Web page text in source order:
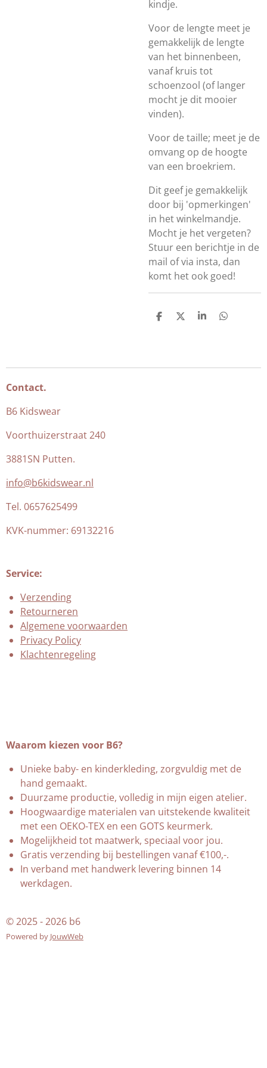
kindje.
Voor de lengte meet je
gemakkelijk de lengte
van het binnenbeen,
vanaf kruis tot
schoenzool (of langer
mocht je dit mooier
vinden).
Voor de taille; meet je de
omvang op de hoogte
van een broekriem.
Dit geef je gemakkelijk
door bij 'opmerkingen'
in het winkelmandje.
Mocht je het vergeten?
Stuur een berichtje in de
mail of via insta, dan
komt het ook goed!
D
D
S
D
Contact.
B6 Kidswear
Voorthuizerstraat 240
3881SN Putten.
info@b6kidswear.nl
Tel. 0657625499
KVK-nummer: 69132216
Service:
Verzending
Retourneren
Algemene voorwaarden
Privacy Policy
Klachtenregeling
Waarom kiezen voor B6?
Unieke baby- en kinderkleding, zorgvuldig met de
hand gemaakt.
Duurzame productie, volledig in mijn eigen atelier.
Hoogwaardige materialen van uitstekende kwaliteit
met een OEKO-TEX en een GOTS keurmerk.
Mogelijkheid tot maatwerk, speciaal voor jou.
Gratis verzending bij bestellingen vanaf €100,-.
In verband met handwerk levering binnen 14
werkdagen.
© 2025 - 2026 b6
Powered by JouwWeb